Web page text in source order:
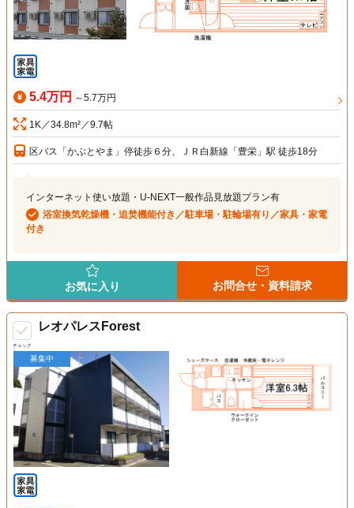
5.4万円 ～5.7万円
1K／34.8m²／9.7帖
区バス「かぶとやま」停徒歩６分、ＪＲ白新線「豊栄」駅 徒歩18分
インターネット使い放題・U-NEXT一般作品見放題プラン有
浴室換気乾燥機・追焚機能付き／駐車場・駐輪場有り／家具・家電
付き
お気に入り お問合せ・資料請求
チェック
レオパレスForest
募集中